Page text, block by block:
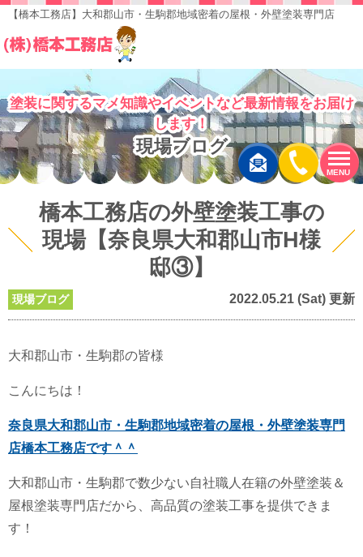
MENU
【橋本工務店】大和郡山市・生駒郡地域密着の屋根・外壁塗装専門店
塗装に関するマメ知識やイベントなど最新情報をお届け
します！
現場ブログ
橋本工務店の外壁塗装工事の
現場【奈良県大和郡山市H様
邸③】
現場ブログ 2022.05.21 (Sat) 更新
大和郡山市・生駒郡の皆様
こんにちは！
奈良県大和郡山市・生駒郡地域密着の屋根・外壁塗装専門
店橋本工務店です＾＾
大和郡山市・生駒郡で数少ない自社職人在籍の外壁塗装＆
屋根塗装専門店だから、高品質の塗装工事を提供できま
す！